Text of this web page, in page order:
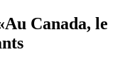
Canada, le